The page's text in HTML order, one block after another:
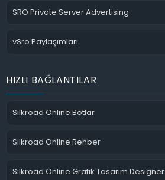
SRO Private Server Advertising
vSro Paylaşımları
HIZLI BAĞLANTILAR
Silkroad Online Botlar
Silkroad Online Rehber
Silkroad Online Grafik Tasarım Designer